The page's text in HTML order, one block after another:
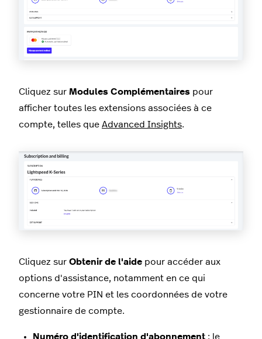
Cliquez sur Modules Complémentaires pour
afficher toutes les extensions associées à ce
compte, telles que Advanced Insights.
Cliquez sur Obtenir de l'aide pour accéder aux
options d'assistance, notamment en ce qui
concerne votre PIN et les coordonnées de votre
gestionnaire de compte.
Numéro d'identification d'abonnement : le